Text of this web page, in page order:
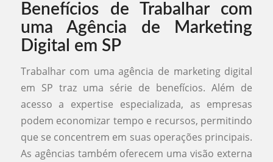
Benefícios de Trabalhar com
uma Agência de Marketing
Digital em SP
Trabalhar com uma agência de marketing digital
em SP traz uma série de benefícios. Além de
acesso a expertise especializada, as empresas
podem economizar tempo e recursos, permitindo
que se concentrem em suas operações principais.
As agências também oferecem uma visão externa